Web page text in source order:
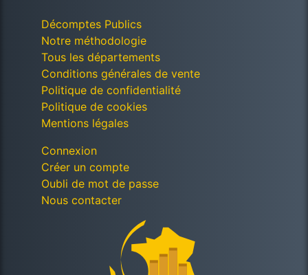
Décomptes Publics
Notre méthodologie
Tous les départements
Conditions générales de vente
Politique de confidentialité
Politique de cookies
Mentions légales
Connexion
Créer un compte
Oubli de mot de passe
Nous contacter